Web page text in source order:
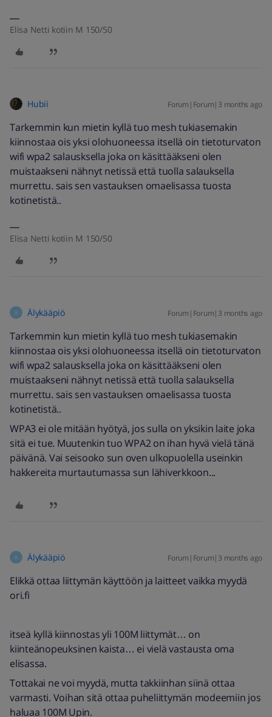
Elisa Netti kotiin M 150/50
Hubii Forum|Forum|3 months ago
Tarkemmin kun mietin kyllä tuo mesh tukiasemakin
kiinnostaa ois yksi olohuoneessa itsellä oin tietoturvaton
wifi wpa2 salausksella joka on käsittääkseni olen
muistaakseni nähnyt netissä että tuolla salauksella
murrettu. sais sen vastauksen omaelisassa tuosta
kotinetistä..
Elisa Netti kotiin M 150/50
Ä Älykääpiö Forum|Forum|3 months ago
Tarkemmin kun mietin kyllä tuo mesh tukiasemakin
kiinnostaa ois yksi olohuoneessa itsellä oin tietoturvaton
wifi wpa2 salausksella joka on käsittääkseni olen
muistaakseni nähnyt netissä että tuolla salauksella
murrettu. sais sen vastauksen omaelisassa tuosta
kotinetistä..
WPA3 ei ole mitään hyötyä, jos sulla on yksikin laite joka
sitä ei tue. Muutenkin tuo WPA2 on ihan hyvä vielä tänä
päivänä. Vai seisooko sun oven ulkopuolella useinkin
hakkereita murtautumassa sun lähiverkkoon...
Ä Älykääpiö Forum|Forum|3 months ago
Elikkä ottaa liittymän käyttöön ja laitteet vaikka myydä
ori.fi
itseä kyllä kiinnostas yli 100M liittymät… on
kiinteänopeuksinen kaista… ei vielä vastausta oma
elisassa.
Tottakai ne voi myydä, mutta takkiinhan siinä ottaa
varmasti. Voihan sitä ottaa puheliittymän modeemiin jos
haluaa 100M Upin.